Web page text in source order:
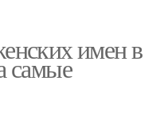
имен в
самые